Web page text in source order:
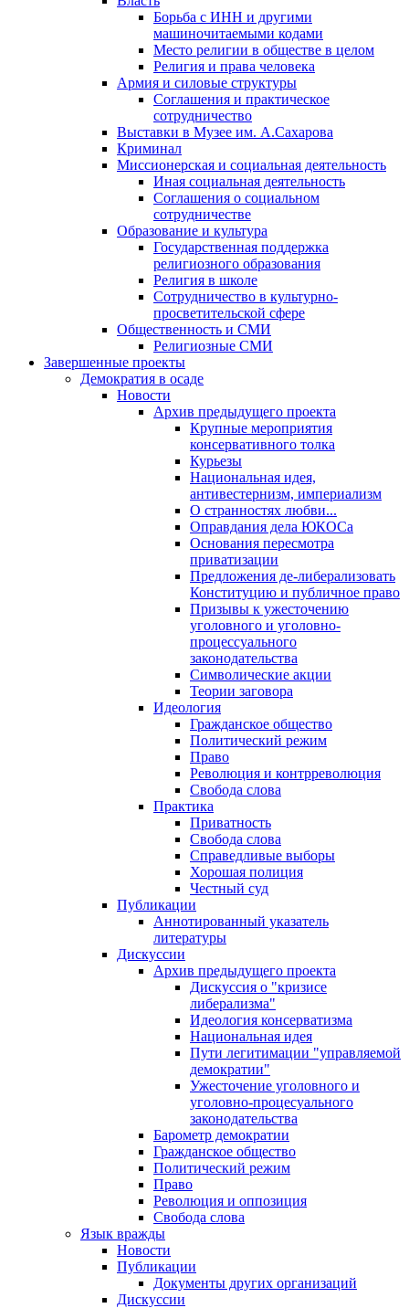
Борьба с ИНН и другими
машиночитаемыми кодами
Место религии в обществе в целом
Религия и права человека
Армия и силовые структуры
Соглашения и практическое
сотрудничество
Выставки в Музее им. А.Сахарова
Криминал
Миссионерская и социальная деятельность
Иная социальная деятельность
Соглашения о социальном
сотрудничестве
Образование и культура
Государственная поддержка
религиозного образования
Религия в школе
Сотрудничество в культурно-
просветительской сфере
Общественность и СМИ
Религиозные СМИ
Завершенные проекты
Демократия в осаде
Новости
Архив предыдущего проекта
Крупные мероприятия
консервативного толка
Курьезы
Национальная идея,
антивестернизм, империализм
О странностях любви...
Оправдания дела ЮКОСа
Основания пересмотра
приватизации
Предложения де-либерализовать
Конституцию и публичное право
Призывы к ужесточению
уголовного и уголовно-
процессуального
законодательства
Символические акции
Теории заговора
Идеология
Гражданское общество
Политический режим
Право
Революция и контрреволюция
Свобода слова
Практика
Приватность
Свобода слова
Справедливые выборы
Хорошая полиция
Честный суд
Публикации
Аннотированный указатель
литературы
Дискуссии
Архив предыдущего проекта
Дискуссия о "кризисе
либерализма"
Идеология консерватизма
Национальная идея
Пути легитимации "управляемой
демократии"
Ужесточение уголовного и
уголовно-процесуального
законодательства
Барометр демократии
Гражданское общество
Политический режим
Право
Революция и оппозиция
Свобода слова
Язык вражды
Новости
Публикации
Документы других организаций
Дискуссии